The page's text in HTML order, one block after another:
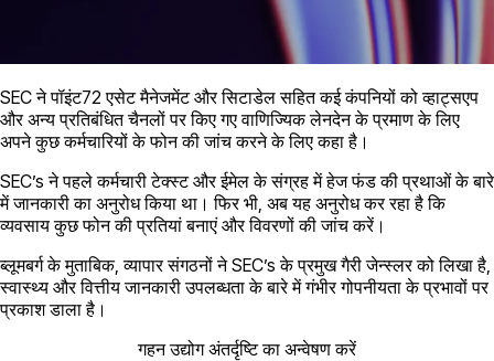
SEC ने पॉइंट72 एसेट मैनेजमेंट और सिटाडेल सहित कई कंपनियों को व्हाट्सएप
और अन्य प्रतिबंधित चैनलों पर किए गए वाणिज्यिक लेनदेन के प्रमाण के लिए
अपने कुछ कर्मचारियों के फोन की जांच करने के लिए कहा है।
SEC’s ने पहले कर्मचारी टेक्स्ट और ईमेल के संग्रह में हेज फंड की प्रथाओं के बारे
में जानकारी का अनुरोध किया था। फिर भी, अब यह अनुरोध कर रहा है कि
व्यवसाय कुछ फोन की प्रतियां बनाएं और विवरणों की जांच करें।
ब्लूमबर्ग के मुताबिक, व्यापार संगठनों ने SEC’s के प्रमुख गैरी जेन्स्लर को लिखा है,
स्वास्थ्य और वित्तीय जानकारी उपलब्धता के बारे में गंभीर गोपनीयता के प्रभावों पर
प्रकाश डाला है।
गहन उद्योग अंतर्दृष्टि का अन्वेषण करें